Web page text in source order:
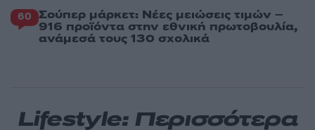
60 Σούπερ μάρκετ: Νέες μειώσεις τιμών –
916 προϊόντα στην εθνική πρωτοβουλία,
ανάμεσά τους 130 σχολικά
Lifestyle: Περισσότερα